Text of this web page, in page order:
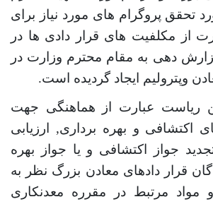
تحقق پروگرام های مورد نیاز برای
از مکلفیت های قرار دادی ها در
دهی به مقام محترم وزارت در
وپترولیم ایجاد گردیده است.
ریاست عبارت از هماهنگی جهت
اکتشافی و بهره برداری, ارزیابی
جواز اکتشافی و یا جواز بهره
گان قرار دادهای معادن بزرگ نظر به
و مواد مرتبط در مقرره معدنکاری